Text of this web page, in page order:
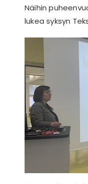
Näihin
lukea syksyn